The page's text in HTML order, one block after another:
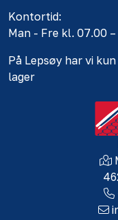
Kontortid:
Man - Fre kl. 07.00 –
På Lepsøy har vi
lager